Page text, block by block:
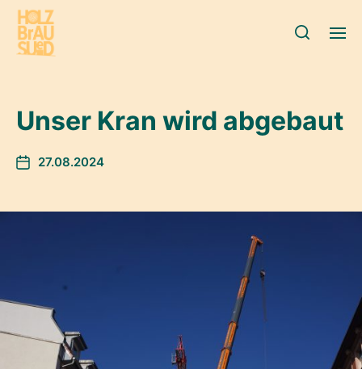
Unser Kran wird abgebaut
27.08.2024